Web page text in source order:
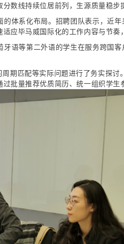
数线持续位居前列，生源质量稳步
体系化布局。招聘团队表示，近
应毕马威国际化的工作内容与节奏
语等第二外语的学生在服务跨国
期匹配等实际问题进行了务实探
批量推荐优质简历、统一组织学